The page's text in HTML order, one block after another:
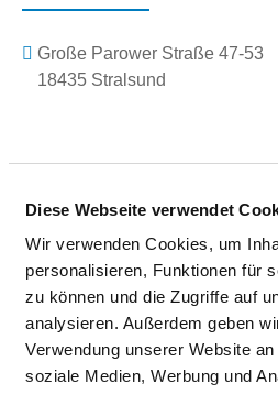
Diese Webseite verwendet
Wir verwenden Cookies, um
personalisieren, Funktionen für
zu können und die Zugriffe auf
analysieren. Außerdem geben
Verwendung unserer Website
soziale Medien, Werbung und
Große Parower Straße 47-53
18435 Stralsund
With
https://www.helios-
Medical administration
Prof. Dr. med. habil. Matthias